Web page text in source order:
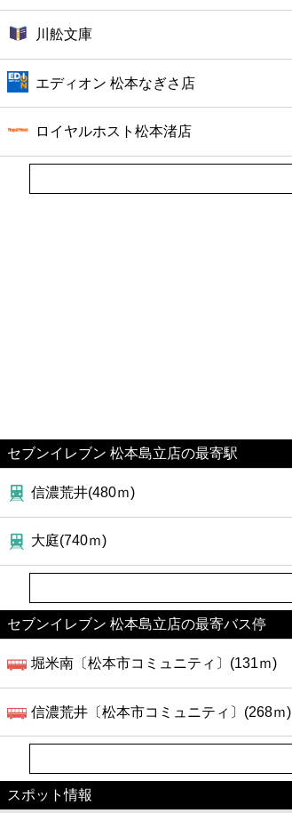
川舩文庫
エディオン 松本なぎさ店
ロイヤルホスト松本渚店
セブンイレブン 松本島立店の最寄駅
信濃荒井(480ｍ)
大庭(740ｍ)
セブンイレブン 松本島立店の最寄バス停
堀米南〔松本市コミュニティ〕(131ｍ)
信濃荒井〔松本市コミュニティ〕(268ｍ)
スポット情報